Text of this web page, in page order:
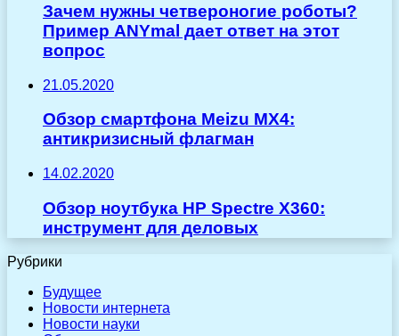
Зачем нужны четвероногие роботы?
Пример ANYmal дает ответ на этот
вопрос
21.05.2020
Обзор смартфона Meizu MX4:
антикризисный флагман
14.02.2020
Обзор ноутбука HP Spectre X360:
инструмент для деловых
Рубрики
Будущее
Новости интернета
Новости науки